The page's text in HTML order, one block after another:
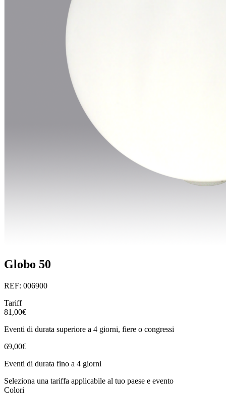
Globo 50
REF: 006900
Tariff
81,00€
Eventi di durata superiore a 4 giorni, fiere o congressi
69,00€
Eventi di durata fino a 4 giorni
Seleziona una tariffa applicabile al tuo paese e evento
Colori